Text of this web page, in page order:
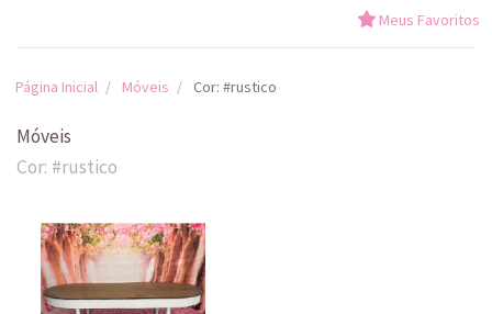
Meus Favoritos
Página Inicial Móveis Cor: #rustico
Móveis
Cor: #rustico